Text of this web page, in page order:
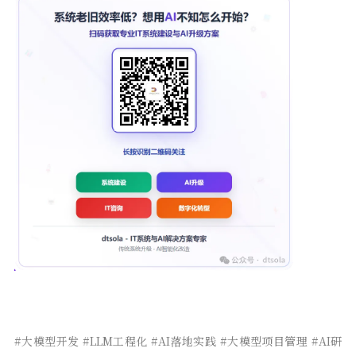
#大模型开发 #LLM工程化 #AI落地实践 #大模型项目管理 #AI研